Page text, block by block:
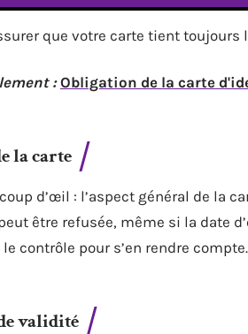
que votre carte tient
:Obligation de la carte
la carte
d’œil : l’aspect général de la
être refusée, même si la date
contrôle pour s’en rendre compte.
validité